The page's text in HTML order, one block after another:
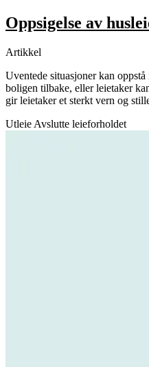
Oppsigelse av
Artikkel
Uventede situasjoner kan
boligen tilbake, eller leietaker
gir leietaker et sterkt vern og
Utleie Avslutte leieforholdet